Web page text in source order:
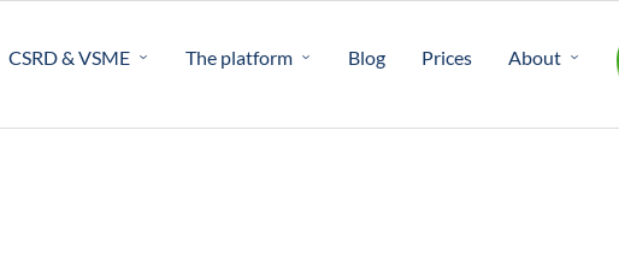
CSRD & VSME The platform Blog Prices About